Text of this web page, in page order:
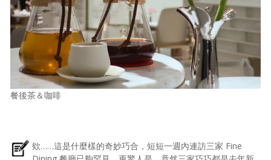
餐後茶＆咖啡
欸……這是什麼樣的奇妙巧合，短短一週內連訪三家 Fine